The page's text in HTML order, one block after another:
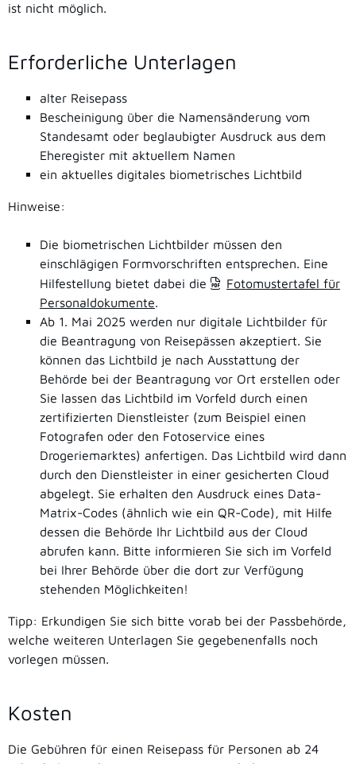
ist nicht möglich.
Erforderliche Unterlagen
alter Reisepass
Bescheinigung über die Namensänderung vom
Standesamt oder beglaubigter Ausdruck aus dem
Eheregister mit aktuellem Namen
ein aktuelles digitales biometrisches Lichtbild
Hinweise:
Die biometrischen Lichtbilder müssen den
einschlägigen Formvorschriften entsprechen. Eine
Hilfestellung bietet dabei die
Fotomustertafel für
Personaldokumente.
Ab 1. Mai 2025 werden nur digitale Lichtbilder für
die Beantragung von Reisepässen akzeptiert. Sie
können das Lichtbild je nach Ausstattung der
Behörde bei der Beantragung vor Ort erstellen oder
Sie lassen das Lichtbild im Vorfeld durch einen
zertifizierten Dienstleister (zum Beispiel einen
Fotografen oder den Fotoservice eines
Drogeriemarktes) anfertigen. Das Lichtbild wird dann
durch den Dienstleister in einer gesicherten Cloud
abgelegt. Sie erhalten den Ausdruck eines Data-
Matrix-Codes (ähnlich wie ein QR-Code), mit Hilfe
dessen die Behörde Ihr Lichtbild aus der Cloud
abrufen kann. Bitte informieren Sie sich im Vorfeld
bei Ihrer Behörde über die dort zur Verfügung
stehenden Möglichkeiten!
Tipp: Erkundigen Sie sich bitte vorab bei der Passbehörde,
welche weiteren Unterlagen Sie gegebenenfalls noch
vorlegen müssen.
Kosten
Die Gebühren für einen Reisepass für Personen ab 24